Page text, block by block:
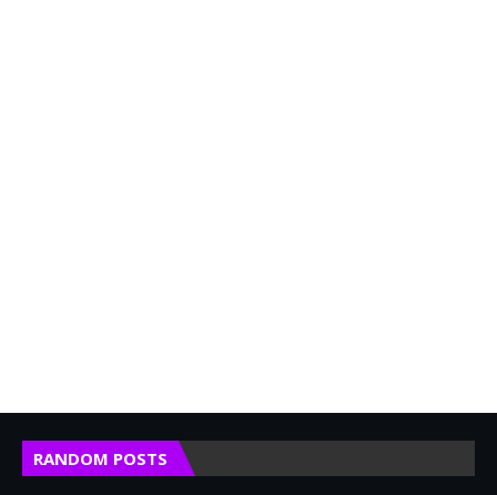
RANDOM POSTS